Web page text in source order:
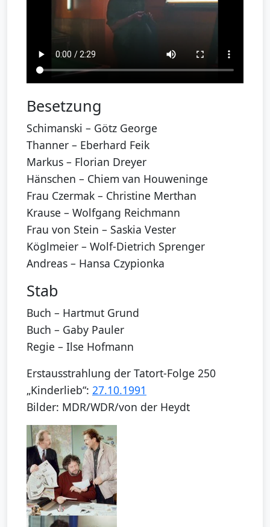
Besetzung
Schimanski – Götz George
Thanner – Eberhard Feik
Markus – Florian Dreyer
Hänschen – Chiem van Houweninge
Frau Czermak – Christine Merthan
Krause – Wolfgang Reichmann
Frau von Stein – Saskia Vester
Köglmeier – Wolf-Dietrich Sprenger
Andreas – Hansa Czypionka
Stab
Buch – Hartmut Grund
Buch – Gaby Pauler
Regie – Ilse Hofmann
Erstausstrahlung der Tatort-Folge 250
„Kinderlieb“: 27.10.1991
Bilder: MDR/WDR/von der Heydt